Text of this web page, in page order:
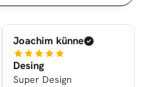
Joachim künne
Desing
Super Design